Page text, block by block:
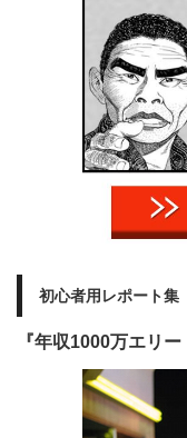
初心者用レポート集
『年収1000万エリ